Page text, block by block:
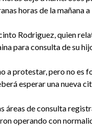
horas de la mañana
Rodriguez, quien
para consulta de su
a protestar, pero no es
esperar una nueva
áreas de consulta
operando con